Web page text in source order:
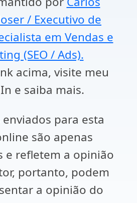
/ Executivo de
em Vendas e
(SEO / Ads).
acima, visite meu
e saiba mais.
para esta
são apenas
e refletem a opinião
portanto, podem
a opinião do